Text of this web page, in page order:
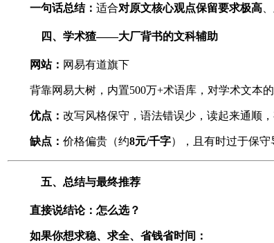
一句话总结： 适合对原文核心观点保留要求极高
四、学术猹——大厂背书的文科辅助
网站： 网易有道旗下
背靠网易大树，内置500万+术语库，对学术文本
优点： 改写风格保守，语法错误少，读起来通顺，
缺点： 价格偏贵（约8元/千字），且有时过于保
五、总结与最终推荐
直接说结论：怎么选？
如果你想求稳、求全、省钱省时间：